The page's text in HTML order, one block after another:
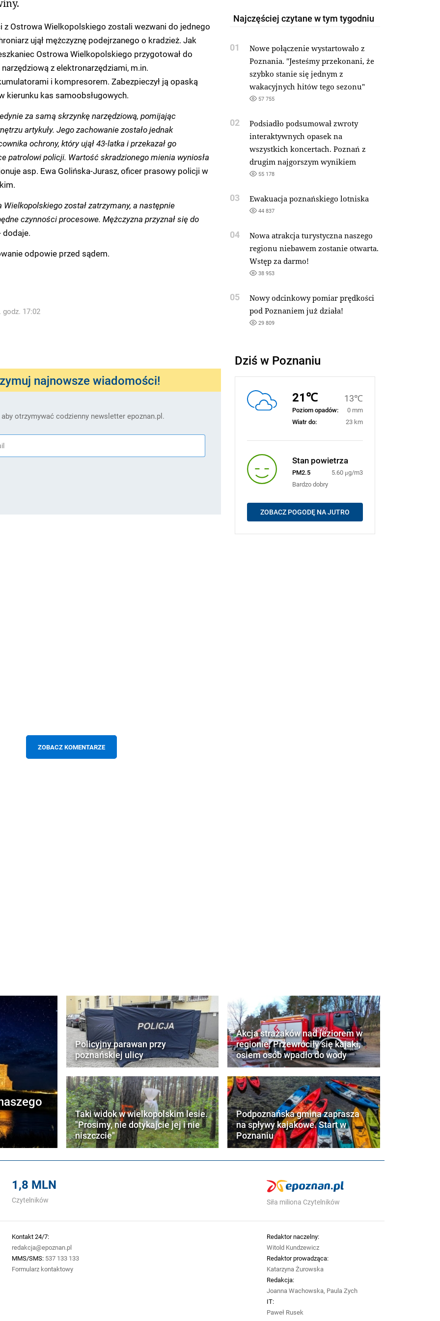
z Ostrowa Wielkopolskiego zostali wezwani do jednego
ujął mężczyznę podejrzanego o kradzież. Jak
Ostrowa Wielkopolskiego przygotował do
z elektronarzędziami, m.in.
i kompresorem. Zabezpieczył ją opaską
kierunku kas samoobsługowych.
za samą skrzynkę narzędziową, pomijając
artykuły. Jego zachowanie zostało jednak
ochrony, który ujął 43-latka i przekazał go
patrolowi policji. Wartość skradzionego mienia wyniosła
asp. Ewa Golińska-Jurasz, oficer prasowy policji w
został zatrzymany, a następnie
czynności procesowe. Mężczyzna przyznał się do
dodaje.
odpowie przed sądem.
godz. 17:02
najnowsze wiadomości!
otrzymywać codzienny newsletter epoznan.pl.
ZOBACZ KOMENTARZE
Najczęściej czytane w tym tygodniu
01
Nowe połączenie wystartowało z
Poznania. "Jesteśmy przekonani, że
szybko stanie się jednym z
wakacyjnych hitów tego sezonu"
57 755
02
Podsiadło podsumował zwroty
interaktywnych opasek na
wszystkich koncertach. Poznań z
drugim najgorszym wynikiem
55 178
03 Ewakuacja poznańskiego lotniska
44 837
04
Nowa atrakcja turystyczna naszego
regionu niebawem zostanie otwarta.
Wstęp za darmo!
38 953
05
Nowy odcinkowy pomiar prędkości
pod Poznaniem już działa!
29 809
Dziś w Poznaniu
21℃ 13℃
Poziom opadów:
0 mm
Wiatr do:
23 km
Stan powietrza
PM2.5
5.60 μg/m3
Bardzo dobry
ZOBACZ POGODĘ NA JUTRO
Policyjny parawan przy
poznańskiej ulicy
Taki widok w wielkopolskim lesie.
"Prosimy, nie dotykajcie jej i nie
niszczcie"
Akcja strażaków nad jeziorem w
regionie. Przewróciły się kajaki,
osiem osób wpadło do wody
Podpoznańska gmina zaprasza
na spływy kajakowe. Start w
Poznaniu
1,8 MLN
Czytelników Siła miliona Czytelników
Kontakt 24/7:
redakcja@epoznan.pl
MMS/SMS: 537 133 133
Formularz kontaktowy
Redaktor naczelny:
Witold Kundzewicz
Redaktor prowadząca:
Katarzyna Żurowska
Redakcja:
Joanna Wachowska, Paula Zych
IT:
Paweł Rusek